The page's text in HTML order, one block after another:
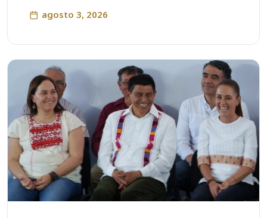
agosto 3, 2026